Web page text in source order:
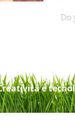
Do
e